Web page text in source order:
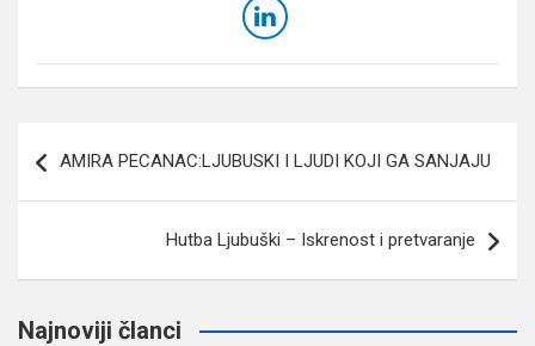
članaka
AMIRA PECANAC:LJUBUSKI I LJUDI KOJI GA SANJAJU
Hutba Ljubuški – Iskrenost i pretvaranje
Najnoviji članci